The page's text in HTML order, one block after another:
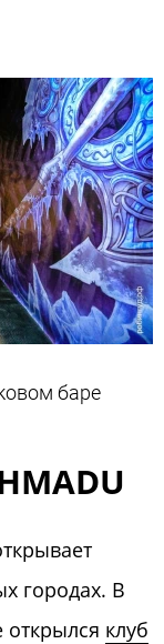
баре
городах. В
клуб